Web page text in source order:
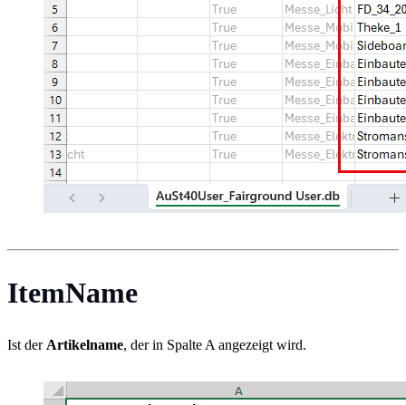
ItemName
Ist der Artikelname, der in Spalte A angezeigt wird.